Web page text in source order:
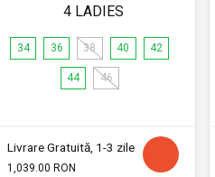
4 LADIES
34 36 38 40 42
44 46
Livrare Gratuită, 1-3 zile
1,039.00 RON